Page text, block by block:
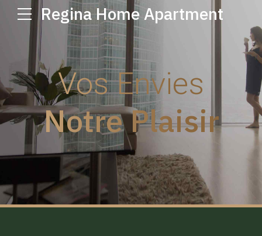
Regina Home Apartment
Vos Envies
Notre Plaisir